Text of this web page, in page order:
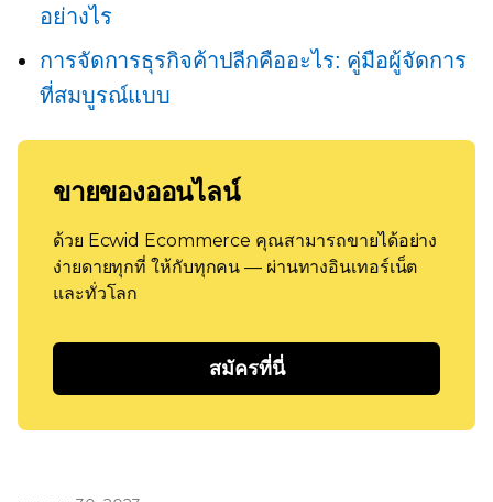
อย่างไร
การจัดการธุรกิจค้าปลีกคืออะไร: คู่มือผู้จัดการ
ที่สมบูรณ์แบบ
ขายของออนไลน์
ด้วย Ecwid Ecommerce คุณสามารถขายได้อย่าง
ง่ายดายทุกที่ ให้กับทุกคน — ผ่านทางอินเทอร์เน็ต
และทั่วโลก
สมัครที่นี่